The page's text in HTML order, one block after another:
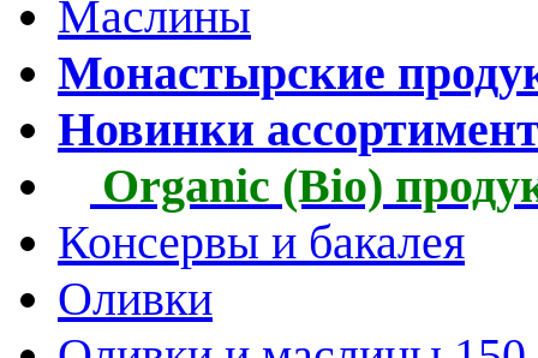
Маслины
Монастырские
Новинки
Organic (Bio)
Консервы и бакалея
Оливки